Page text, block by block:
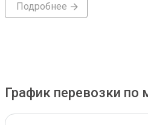
Подробнее
График перевозки по